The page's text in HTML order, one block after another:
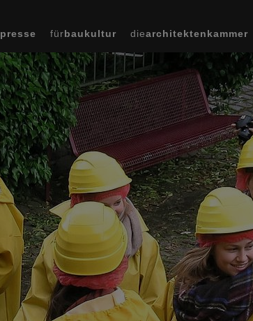
presse fürbaukultur diearchitektenkammer